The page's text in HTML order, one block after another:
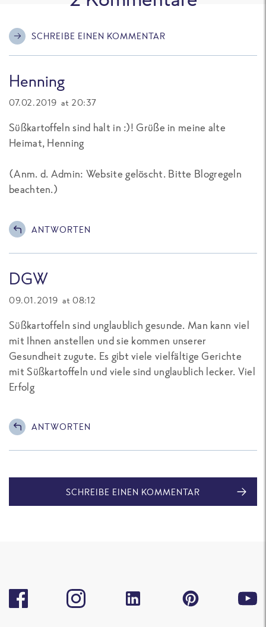
SCHREIBE EINEN KOMMENTAR
Henning
07.02.2019 at 20:37
Süßkartoffeln sind halt in :)! Grüße in meine alte
Heimat, Henning
(Anm. d. Admin: Website gelöscht. Bitte Blogregeln
beachten.)
ANTWORTEN
DGW
09.01.2019 at 08:12
Süßkartoffeln sind unglaublich gesunde. Man kann viel
mit Ihnen anstellen und sie kommen unserer
Gesundheit zugute. Es gibt viele vielfältige Gerichte
mit Süßkartoffeln und viele sind unglaublich lecker. Viel
Erfolg
ANTWORTEN
SCHREIBE EINEN KOMMENTAR